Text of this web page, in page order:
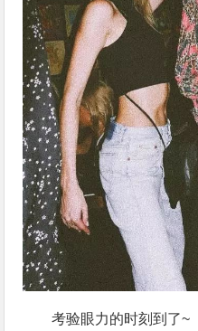
考验眼力的时刻到了~